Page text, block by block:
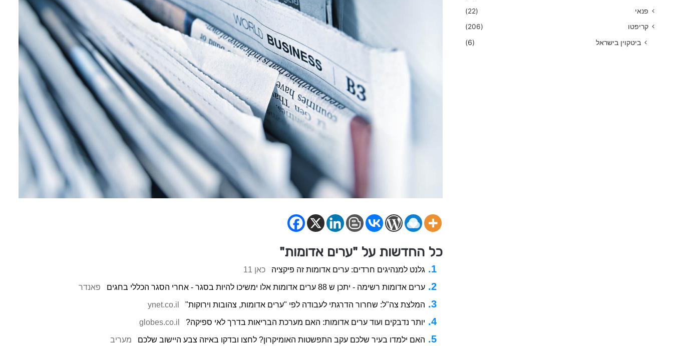
כל החדשות על "ערים אדומות"
גלנט למנהיגים חרדים: ערים אדומות זה פיקציה כאן 11
ערים אדומות רשימה - יתכן ש 88 ערים אדומות אלו ימשיכו להיות בסגר - אחרי הסגר הכללי בחגים פאנדר
המלצת צה"ל: שחרור הדרגתי לעבודה לפי "ערים אדומות, צהובות וירוקות" ynet.co.il
יותר נדבקים ועוד ערים אדומות: האם מערכת הבריאות בדרך לאי ספיקה? globes.co.il
האם ילמדו בעיר שלכם עקב התפשטות האומיקרון? לחצו ובדקו באיזה צבע היישוב שלכם מעריב
פנאי
(22)
קריפטו
(206)
ביטקוין בישראל (6)